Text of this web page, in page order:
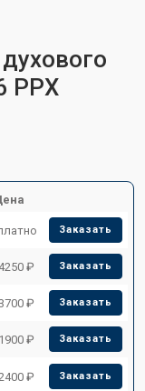
PPX
Заказать
₽ Заказать
₽ Заказать
₽ Заказать
₽ Заказать